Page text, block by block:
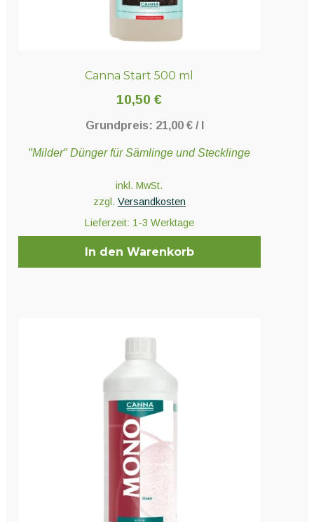
Canna Start 500 ml
10,50€
Grundpreis: 21,00€ /
"Milder" Dünger für Sämlinge und Stecklinge
inkl. MwSt.
zzgl. Versandkosten
Lieferzeit: 1-3 Werktage
In den Warenkorb